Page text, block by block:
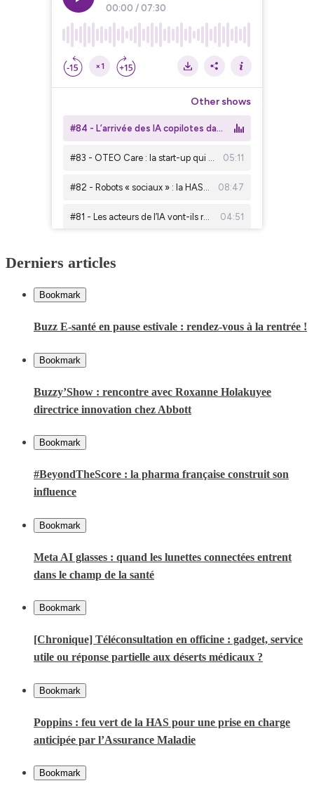
Derniers articles
Bookmark
Buzz E-santé en pause estivale : rendez-vous à la rentrée !
Bookmark
Buzzy’Show : rencontre avec Roxanne Holakuyee
directrice innovation chez Abbott
Bookmark
#BeyondTheScore : la pharma française construit son
influence
Bookmark
Meta AI glasses : quand les lunettes connectées entrent
dans le champ de la santé
Bookmark
[Chronique] Téléconsultation en officine : gadget, service
utile ou réponse partielle aux déserts médicaux ?
Bookmark
Poppins : feu vert de la HAS pour une prise en charge
anticipée par l’Assurance Maladie
Bookmark